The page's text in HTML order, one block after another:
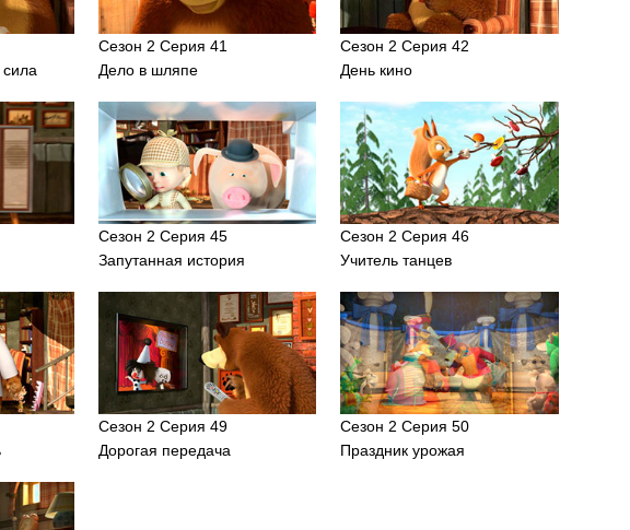
Сезон 2 Серия 41
Дело в шляпе
Сезон 2 Серия 42
День кино
Сезон 2 Серия 45
Запутанная история
Сезон 2 Серия 46
Учитель танцев
Сезон 2 Серия 49
Дорогая передача
Сезон 2 Серия 50
Праздник урожая